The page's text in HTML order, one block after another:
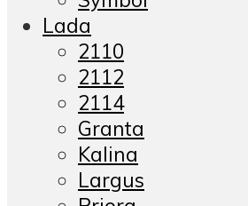
Lada
2110
2112
2114
Granta
Kalina
Largus